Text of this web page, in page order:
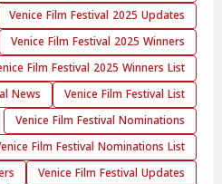
Venice Film Festival 2025 Updates
Venice Film Festival 2025 Winners
Film Festival 2025 Winners List
Venice Film Festival List
News
Venice Film Festival Nominations
Film Festival Nominations List
Venice Film Festival Updates